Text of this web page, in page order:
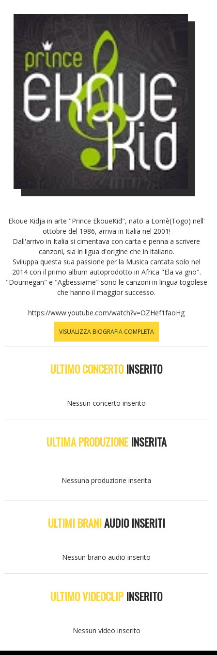
Ekoue Kidja in arte "Prince EkoueKid", nato a Lomè(Togo) nell'
ottobre del 1986, arriva in Italia nel 2001!
Dall'arrivo in Italia si cimentava con carta e penna a scrivere
canzoni, sia in ligua d'origine che in italiano.
Sviluppa questa sua passione per la Musica cantata solo nel
2014 con il primo album autoprodotto in Africa "Ela va gno".
"Doumegan" e "Agbessiame" sono le canzoni in lingua togolese
che hanno il maggior successo.
https://www.youtube.com/watch?v=OZHef1faoHg
VISUALIZZA BIOGRAFIA COMPLETA
ULTIMO CONCERTOINSERITO
Nessun concerto inserito
ULTIMA PRODUZIONE INSERITA
Nessuna produzione inserita
ULTIMI BRANIAUDIO INSERITI
Nessun brano audio inserito
ULTIMO VIDEOCLIP INSERITO
Nessun video inserito